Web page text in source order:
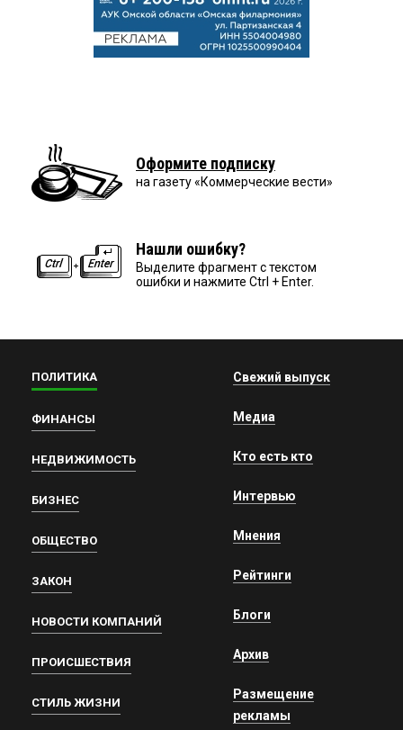
Оформите подписку
на газету «Коммерческие вести»
Нашли ошибку?
Выделите фрагмент с текстом
ошибки и нажмите Ctrl + Enter.
ПОЛИТИКА
ФИНАНСЫ
НЕДВИЖИМОСТЬ
БИЗНЕС
ОБЩЕСТВО
ЗАКОН
НОВОСТИ КОМПАНИЙ
ПРОИСШЕСТВИЯ
СТИЛЬ ЖИЗНИ
Свежий выпуск
Медиа
Кто есть кто
Интервью
Мнения
Рейтинги
Блоги
Архив
Размещение
рекламы